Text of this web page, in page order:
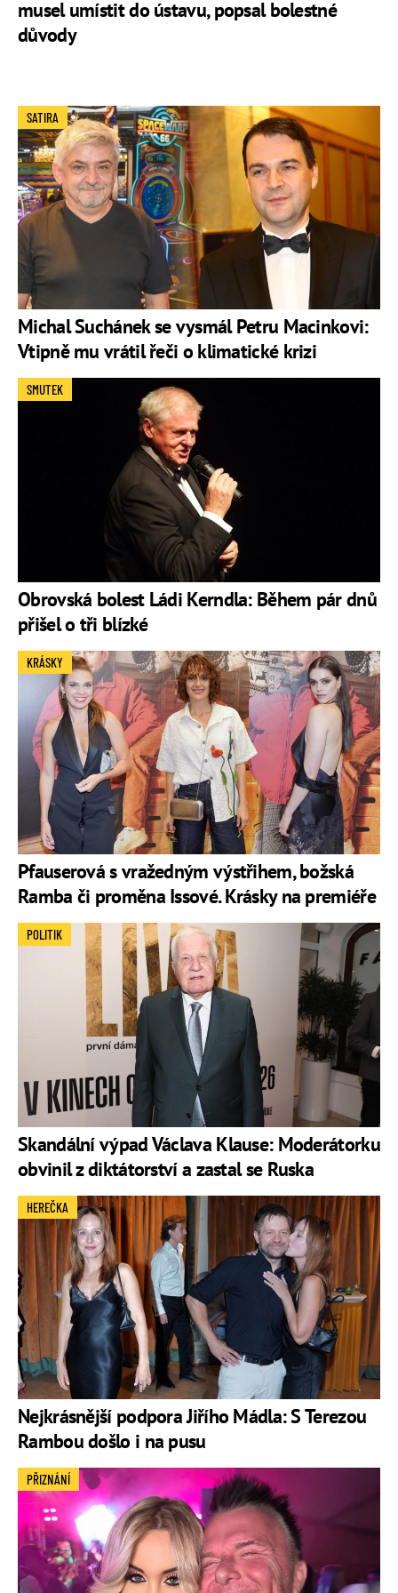
musel umístit do ústavu, popsal bolestné
důvody
Michal Suchánek se vysmál Petru Macinkovi:
Vtipně mu vrátil řeči o klimatické krizi
SATIRA
Obrovská bolest Ládi Kerndla: Během pár dnů
přišel o tři blízké
SMUTEK
Pfauserová s vražedným výstřihem, božská
Ramba či proměna Issové. Krásky na premiéře
KRÁSKY
Skandální výpad Václava Klause: Moderátorku
obvinil z diktátorství a zastal se Ruska
POLITIK
Nejkrásnější podpora Jiřího Mádla: S Terezou
Rambou došlo i na pusu
HEREČKA
PŘIZNÁNÍ